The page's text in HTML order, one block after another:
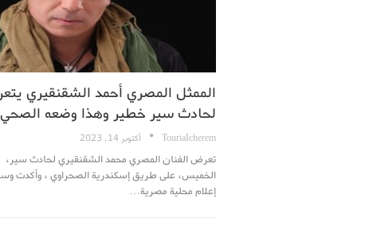
الممثل المصري أحمد الشقنقيري
لحادث سير خطير وهذا وضعه الصحي
TouriaIcherem أكتوبر 14, 2023
تعرض الفنان المصري محمد الشقنقيري لحادث سير،
الخميس، على طريق إسكندرية الصحراوي ، وأكدت
إعلام محلية مصرية…